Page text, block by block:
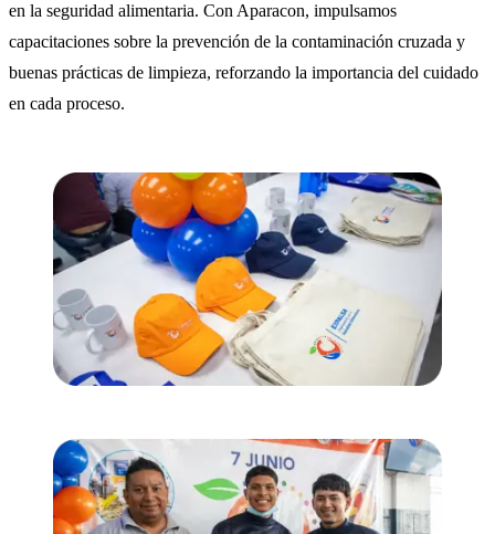
en la seguridad alimentaria. Con Aparacon, impulsamos
capacitaciones sobre la prevención de la contaminación cruzada y
buenas prácticas de limpieza, reforzando la importancia del cuidado
en cada proceso.